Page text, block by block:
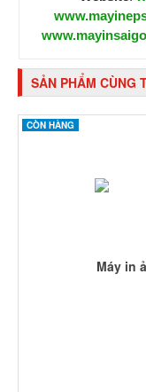
SẢN PHẨM CÙNG
CÒN HÀNG
Máy in